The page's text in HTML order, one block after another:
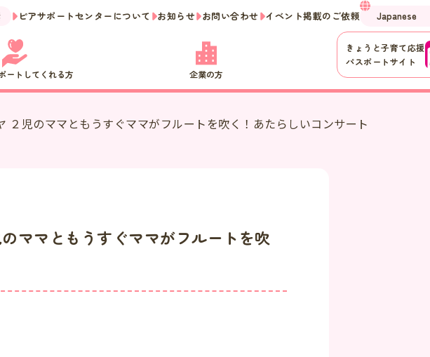
ートしてくれる方 企業の方
ピアサポートセンターについて お知らせ お問い合わせ イベント掲載のご依頼
きょうと子育て応援
パスポートサイト
２児のママともうすぐママがフルートを吹く！あたらしいコンサート
ママともうすぐママがフルートを吹